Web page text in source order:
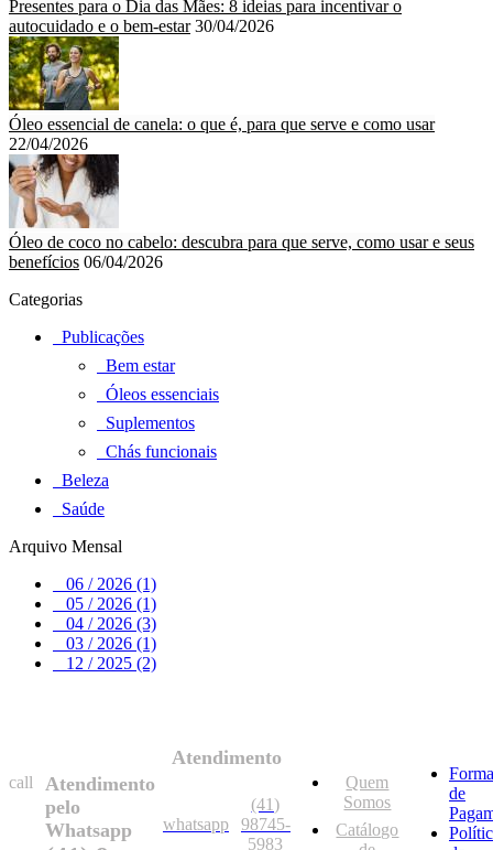
Presentes para o Dia das Mães: 8 ideias para incentivar o
autocuidado e o bem-estar 30/04/2026
Óleo essencial de canela: o que é, para que serve e como usar
22/04/2026
Óleo de coco no cabelo: descubra para que serve, como usar e seus
benefícios 06/04/2026
Categorias
Publicações
Bem estar
Óleos essenciais
Suplementos
Chás funcionais
Beleza
Saúde
Arquivo Mensal
06 / 2026 (1)
05 / 2026 (1)
04 / 2026 (3)
03 / 2026 (1)
12 / 2025 (2)
call
Atendimento
pelo
Whatsapp
Atendimento
whatsapp
(41)
98745-
5983
Quem
Somos
Catálogo
de